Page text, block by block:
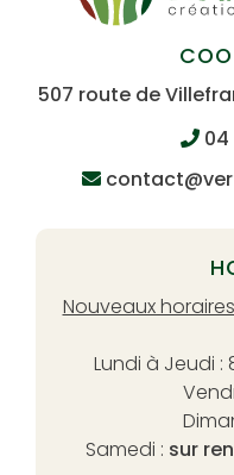
507 route de
04
Nouveaux
Lundi à Jeudi :
Samedi : sur